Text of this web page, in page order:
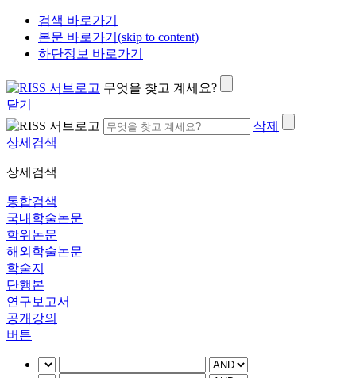
검색 바로가기
본문 바로가기(skip to content)
하단정보 바로가기
무엇을 찾고 계세요?
닫기
삭제
상세검색
상세검색
통합검색
국내학술논문
학위논문
해외학술논문
학술지
단행본
연구보고서
공개강의
버튼